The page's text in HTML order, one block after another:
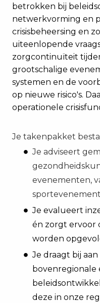
betrokken bij
netwerkvorming en
crisisbeheersing en
uiteenlopende
zorgcontinuïteit
grootschalige
systemen en de
op nieuwe risico's.
operationele
Je takenpakket
Je adviseert
evenementen,
Je evalueert
én zorgt ervoor
worden
Je draagt bij
bovenregionale
deze in onze